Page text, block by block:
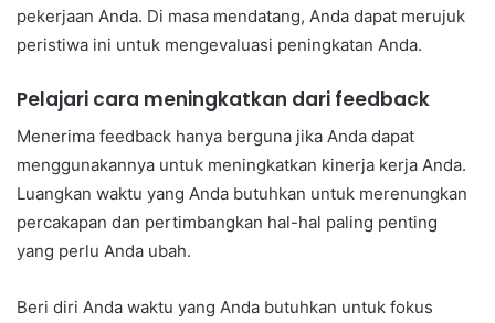
pekerjaan Anda. Di masa mendatang, Anda dapat merujuk
peristiwa ini untuk mengevaluasi peningkatan Anda.
Pelajari cara meningkatkan dari feedback
Menerima feedback hanya berguna jika Anda dapat
menggunakannya untuk meningkatkan kinerja kerja Anda.
Luangkan waktu yang Anda butuhkan untuk merenungkan
percakapan dan pertimbangkan hal-hal paling penting
yang perlu Anda ubah.
Beri diri Anda waktu yang Anda butuhkan untuk fokus